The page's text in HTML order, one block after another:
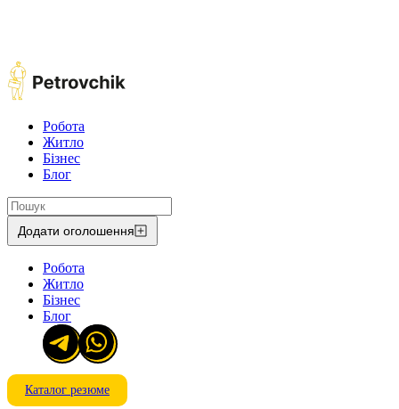
Робота
Житло
Бізнес
Блог
Додати оголошення
Робота
Житло
Бізнес
Блог
Каталог резюме